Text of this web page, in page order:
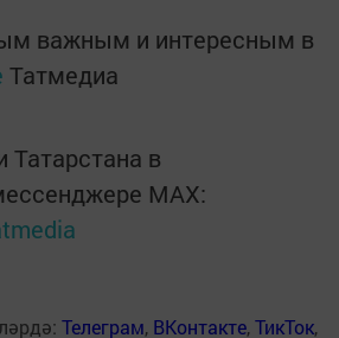
важным и интересным в
Татмедиа
Татарстана в
MАХ:
Телеграм, ВКонтакте,ТикТок,